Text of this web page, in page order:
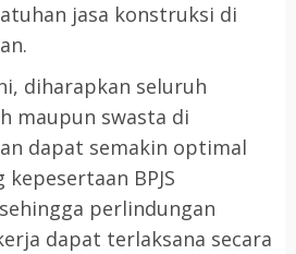
jasa konstruksi di
diharapkan seluruh
maupun swasta di
dapat semakin optimal
BPJS
perlindungan
dapat terlaksana secara